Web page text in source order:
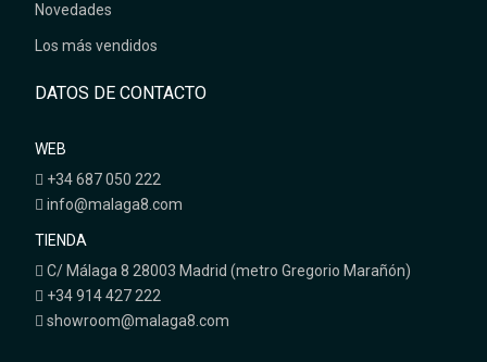
Novedades
Los más vendidos
DATOS DE CONTACTO
WEB
+34 687 050 222
info@malaga8.com
TIENDA
C/ Málaga 8 28003 Madrid (metro Gregorio Marañón)
+34 914 427 222
showroom@malaga8.com